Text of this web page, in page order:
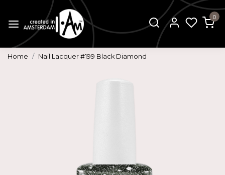
0
Home Nail Lacquer #199 Black Diamond